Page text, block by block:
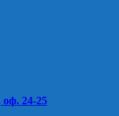
24-25